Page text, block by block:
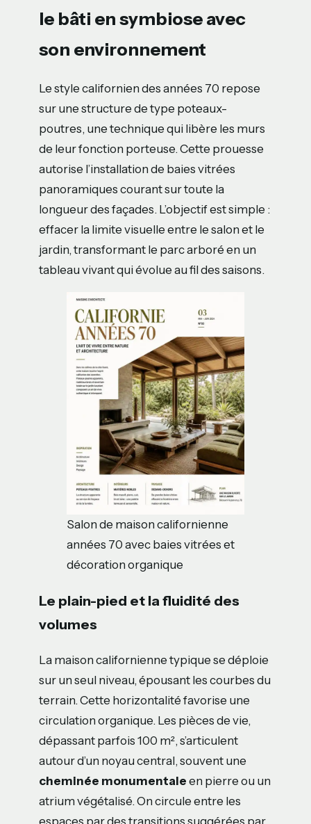
le bâti en symbiose avec
son environnement
Le style californien des années 70 repose
sur une structure de type poteaux-
poutres, une technique qui libère les murs
de leur fonction porteuse. Cette prouesse
autorise l’installation de baies vitrées
panoramiques courant sur toute la
longueur des façades. L’objectif est simple :
effacer la limite visuelle entre le salon et le
jardin, transformant le parc arboré en un
tableau vivant qui évolue au fil des saisons.
Salon de maison californienne
années 70 avec baies vitrées et
décoration organique
Le plain-pied et la fluidité des
volumes
La maison californienne typique se déploie
sur un seul niveau, épousant les courbes du
terrain. Cette horizontalité favorise une
circulation organique. Les pièces de vie,
dépassant parfois 100 m², s’articulent
autour d’un noyau central, souvent une
cheminée monumentale en pierre ou un
atrium végétalisé. On circule entre les